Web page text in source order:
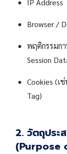
IP Address
Browser /
พฤติกรรมกา
Session
Cookies (เ
Tag)
2. วัตถุประ
(Purpose